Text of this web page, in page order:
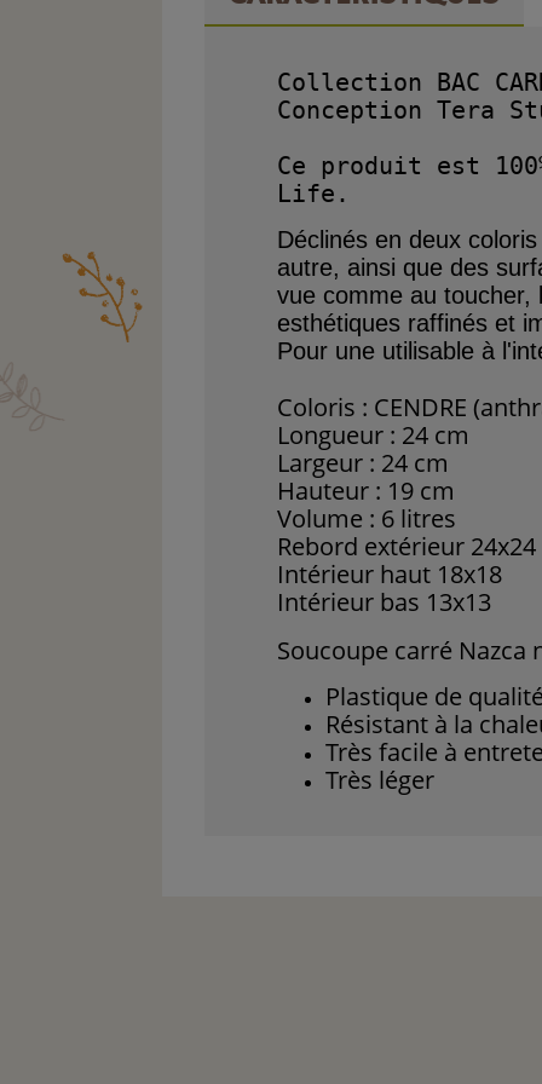
Collection BAC
Conception Tera
Ce produit est
Déclinés en deux coloris
autre, ainsi que des
vue comme au toucher,
esthétiques raffinés et
Pour une utilisable à
Coloris : CENDRE
Longueur : 24 cm
Largeur : 24 cm
Hauteur : 19 cm
Volume : 6 litres
Rebord extérieur 24x24
Intérieur haut 18x18
Intérieur bas 13x13
Soucoupe carré Nazca
Plastique de
Résistant à la
Très facile à
Très léger